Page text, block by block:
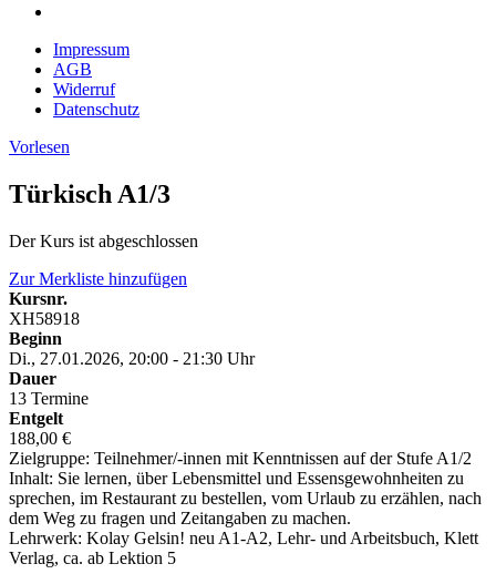
Impressum
AGB
Widerruf
Datenschutz
Vorlesen
Türkisch A1/3
Der Kurs ist abgeschlossen
Zur Merkliste hinzufügen
Kursnr.
XH58918
Beginn
Di., 27.01.2026, 20:00 - 21:30 Uhr
Dauer
13 Termine
Entgelt
188,00 €
Zielgruppe: Teilnehmer/-innen mit Kenntnissen auf der Stufe A1/2
Inhalt: Sie lernen, über Lebensmittel und Essensgewohnheiten zu
sprechen, im Restaurant zu bestellen, vom Urlaub zu erzählen, nach
dem Weg zu fragen und Zeitangaben zu machen.
Lehrwerk: Kolay Gelsin! neu A1-A2, Lehr- und Arbeitsbuch, Klett
Verlag, ca. ab Lektion 5